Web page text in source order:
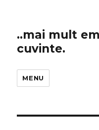
..mai mult
cuvinte.
MENU